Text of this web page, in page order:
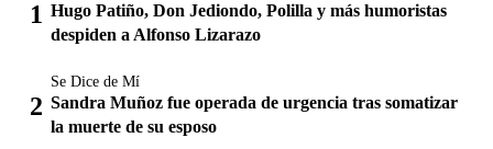
Hugo Patiño, Don Jediondo, Polilla y más humoristas
despiden a Alfonso Lizarazo
Se Dice de Mí
Sandra Muñoz fue operada de urgencia tras somatizar
la muerte de su esposo